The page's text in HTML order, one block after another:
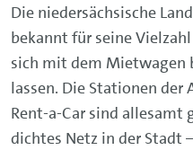
Die niedersächsische
bekannt für seine
sich mit dem Mietwagen
lassen. Die Stationen der
Rent-a-Car sind allesamt
dichtes Netz in der Stadt